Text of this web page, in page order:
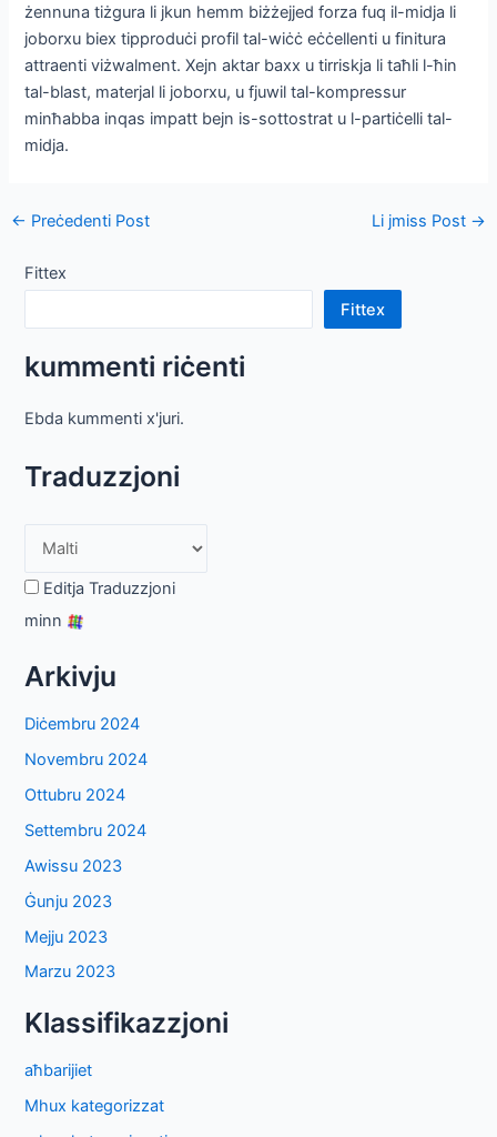
żennuna tiżgura li jkun hemm biżżejjed forza fuq il-midja li
joborxu biex tipproduċi profil tal-wiċċ eċċellenti u finitura
attraenti viżwalment. Xejn aktar baxx u tirriskja li taħli l-ħin
tal-blast, materjal li joborxu, u fjuwil tal-kompressur
minħabba inqas impatt bejn is-sottostrat u l-partiċelli tal-
midja.
Post
← Preċedenti Post Li jmiss Post →
Fittex
Fittex
kummenti riċenti
Ebda kummenti x'juri.
Traduzzjoni
Editja Traduzzjoni
minn
Arkivju
Diċembru 2024
Novembru 2024
Ottubru 2024
Settembru 2024
Awissu 2023
Ġunju 2023
Mejju 2023
Marzu 2023
Klassifikazzjoni
aħbarijiet
Mhux kategorizzat